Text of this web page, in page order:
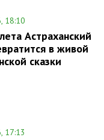
18:10
Астраханский
в живой
сказки
17:13